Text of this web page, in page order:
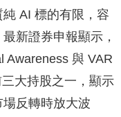
AI 標的有限，容
新證券申報顯示，
Awareness 與 VAR
大持股之一，顯示
反轉時放大波